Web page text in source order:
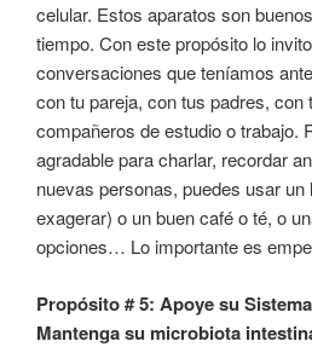
celular. Estos aparatos son
tiempo. Con este propósito lo
conversaciones que teníamos
con tu pareja, con tus padres,
compañeros de estudio o trabajo.
agradable para charlar, recordar
nuevas personas, puedes usar un
exagerar) o un buen café o té, o
opciones… Lo importante es
Propósito # 5: Apoye su
Mantenga su microbiota